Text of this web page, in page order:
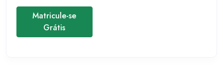
Matricule-se
Grátis